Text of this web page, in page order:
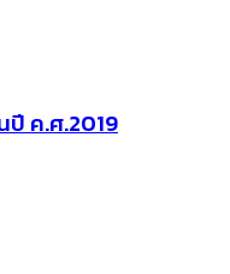
ปี ค.ศ.2019